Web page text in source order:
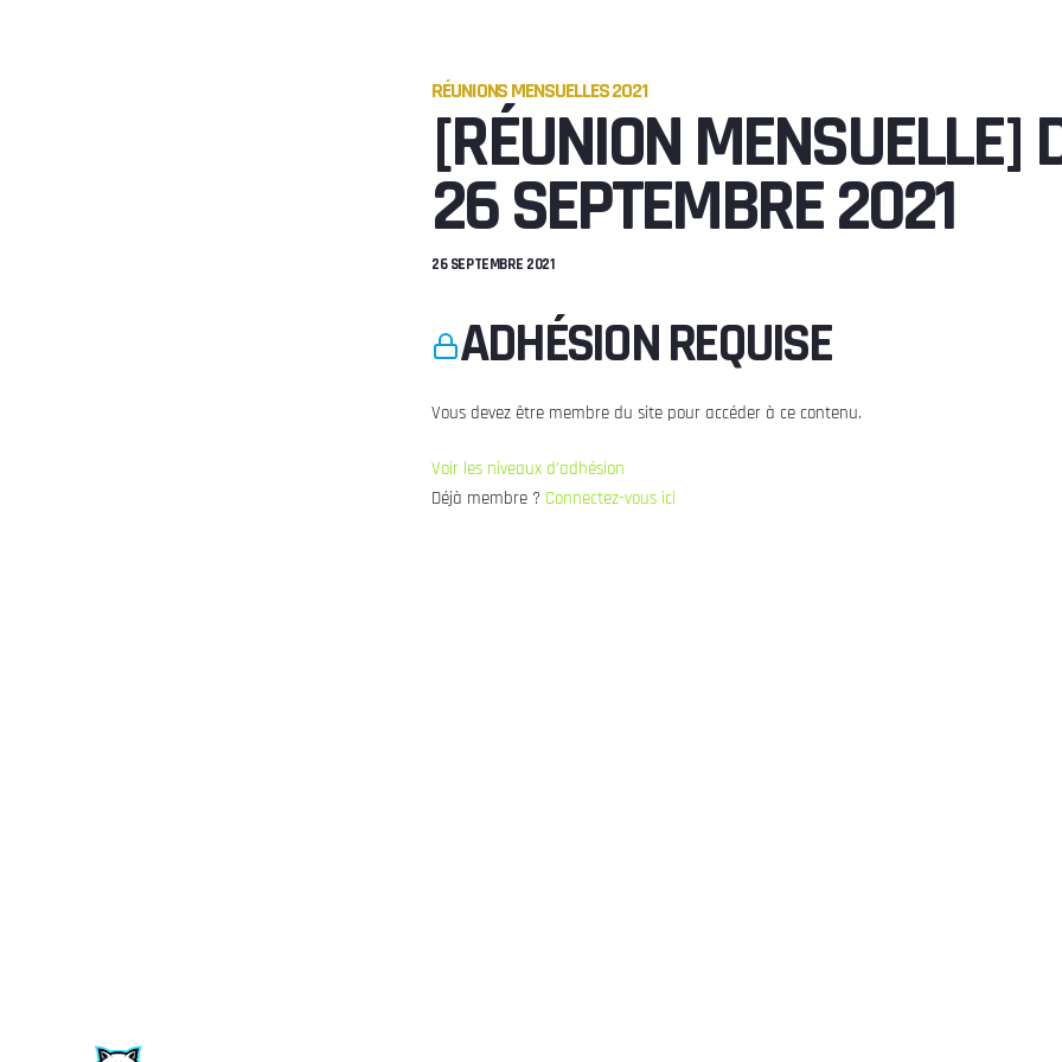
RÉUNIONS MENSUELLES 2021
[RÉUNION MENSUELLE]
26 SEPTEMBRE 2021
26 SEPTEMBRE 2021
ADHÉSION REQUISE
Vous devez être membre du site pour accéder à ce contenu.
Voir les niveaux d’adhésion
Déjà membre ? Connectez-vous ici